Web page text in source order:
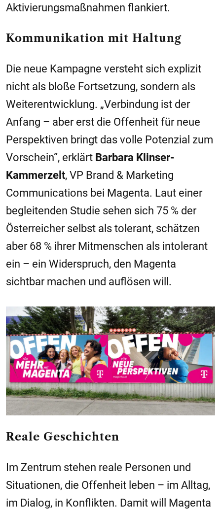
Aktivierungsmaßnahmen flankiert.
Kommunikation mit Haltung
Die neue Kampagne versteht sich explizit
nicht als bloße Fortsetzung, sondern als
Weiterentwicklung. „Verbindung ist der
Anfang – aber erst die Offenheit für neue
Perspektiven bringt das volle Potenzial zum
Vorschein“, erklärt Barbara Klinser-
Kammerzelt, VP Brand & Marketing
Communications bei Magenta. Laut einer
begleitenden Studie sehen sich 75 % der
Österreicher selbst als tolerant, schätzen
aber 68 % ihrer Mitmenschen als intolerant
ein – ein Widerspruch, den Magenta
sichtbar machen und auflösen will.
Reale Geschichten
Im Zentrum stehen reale Personen und
Situationen, die Offenheit leben – im Alltag,
im Dialog, in Konflikten. Damit will Magenta